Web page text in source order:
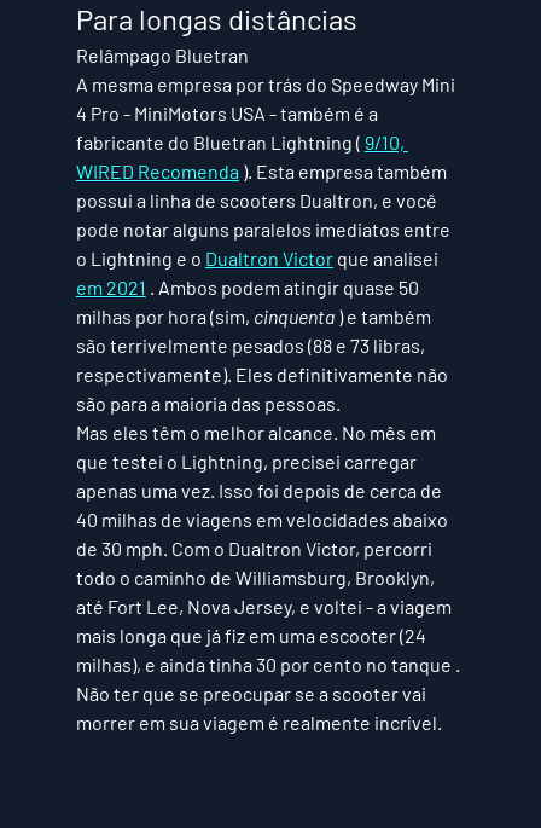
Para longas distâncias
Relâmpago Bluetran
A mesma empresa por trás do Speedway Mini
4 Pro - MiniMotors USA - também é a
fabricante do Bluetran Lightning ( 9/10,
WIRED Recomenda ). Esta empresa também
possui a linha de scooters Dualtron, e você
pode notar alguns paralelos imediatos entre
o Lightning e o Dualtron Victor que analisei
em 2021 . Ambos podem atingir quase 50
milhas por hora (sim, cinquenta ) e também
são terrivelmente pesados ​​(88 e 73 libras,
respectivamente). Eles definitivamente não
são para a maioria das pessoas.
Mas eles têm o melhor alcance. No mês em
que testei o Lightning, precisei carregar
apenas uma vez. Isso foi depois de cerca de
40 milhas de viagens em velocidades abaixo
de 30 mph. Com o Dualtron Victor, percorri
todo o caminho de Williamsburg, Brooklyn,
até Fort Lee, Nova Jersey, e voltei - a viagem
mais longa que já fiz em uma escooter (24
milhas), e ainda tinha 30 por cento no tanque .
Não ter que se preocupar se a scooter vai
morrer em sua viagem é realmente incrível.